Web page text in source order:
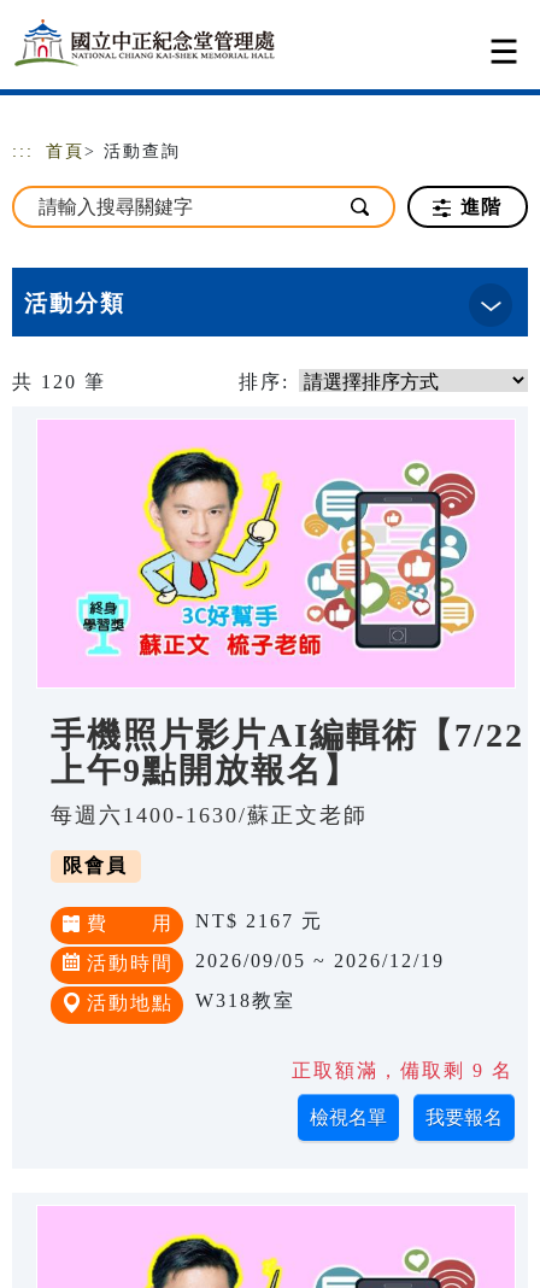
跳到主要內容
網站導覽
::: 首頁 > 活動查詢
進階
活動分類
共 120 筆 排序:
手機照片影片AI編輯術【7/22
上午9點開放報名】
每週六1400-1630/蘇正文老師
限會員
費 用 NT$ 2167 元
活動時間 2026/09/05 ~ 2026/12/19
活動地點 W318教室
正取額滿，備取剩 9 名